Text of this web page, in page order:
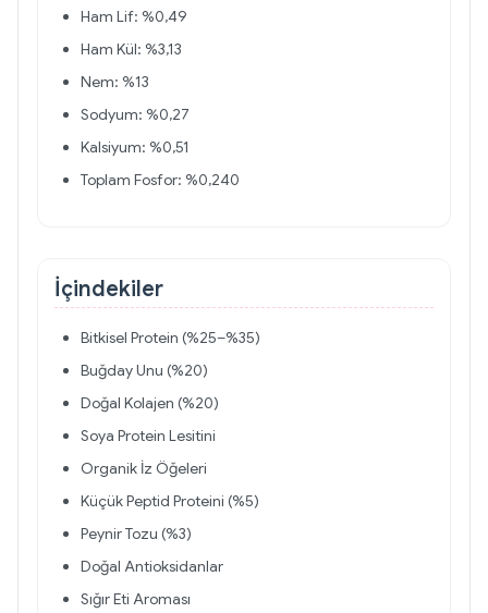
Ham Lif: %0,49
Ham Kül: %3,13
Nem: %13
Sodyum: %0,27
Kalsiyum: %0,51
Toplam Fosfor: %0,240
İçindekiler
Bitkisel Protein (%25–%35)
Buğday Unu (%20)
Doğal Kolajen (%20)
Soya Protein Lesitini
Organik İz Öğeleri
Küçük Peptid Proteini (%5)
Peynir Tozu (%3)
Doğal Antioksidanlar
Sığır Eti Aroması